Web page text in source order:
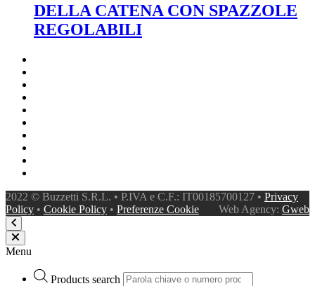
DELLA CATENA CON SPAZZOLE
REGOLABILI
2022 © Buzzetti S.R.L. • P.IVA e C.F.: IT00185700127 • Privacy
Policy • Cookie Policy • Preferenze Cookie Web Agency: Gweb
Menu
Products search